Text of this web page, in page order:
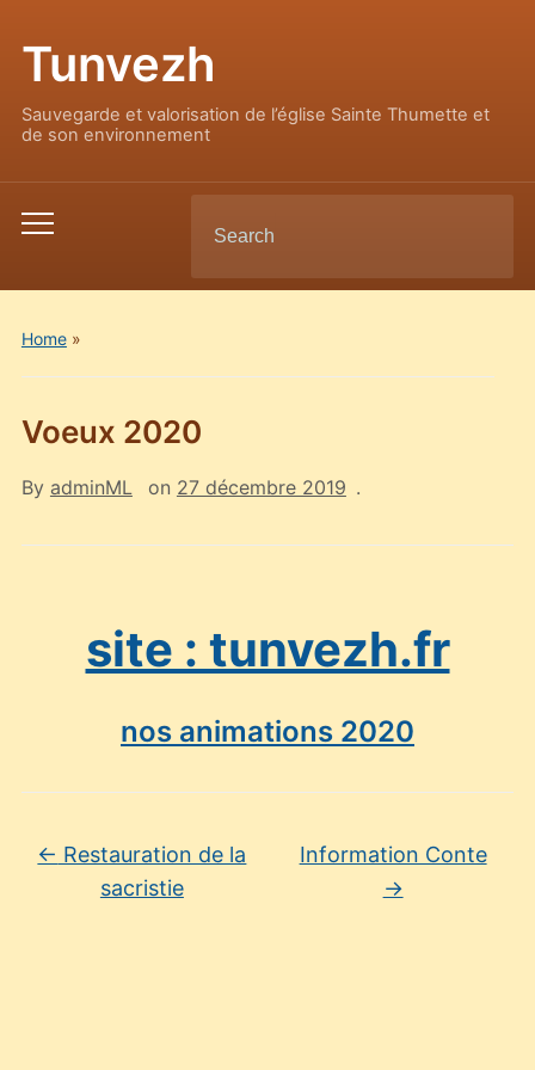
Tunvezh
Sauvegarde et valorisation de l’église Sainte Thumette et
de son environnement
Toggle
menu
for:
Home»
Voeux 2020
By adminML on 27 décembre 2019 .
site : tunvezh.fr
nos animations 2020
← Restauration de la
sacristie
Information Conte
→